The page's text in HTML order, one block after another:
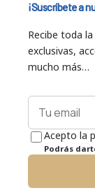
¡Suscríbete a
Recibe toda
exclusivas,
mucho más…
Acepto la
Podrás